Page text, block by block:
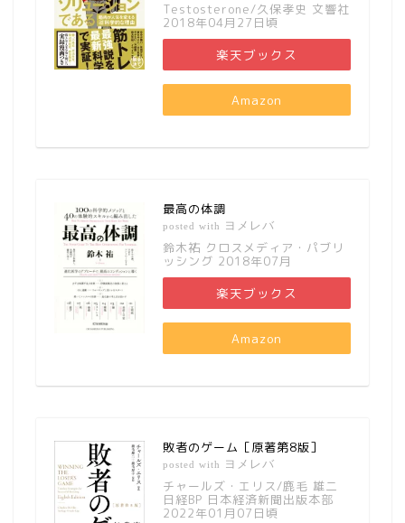
Testosterone/久保孝史 文響社
2018年04月27日頃
楽天ブックス
Amazon
最高の体調
posted with ヨメレバ
鈴木祐 クロスメディア・パブリ
ッシング 2018年07月
楽天ブックス
Amazon
敗者のゲーム［原著第8版］
posted with ヨメレバ
チャールズ・エリス/鹿毛 雄二
日経BP 日本経済新聞出版本部
2022年01月07日頃